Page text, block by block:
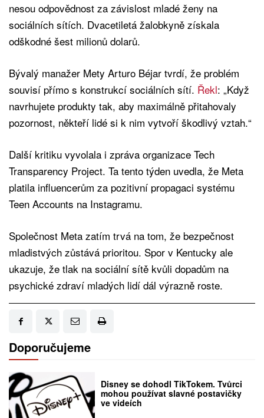
nesou odpovědnost za závislost mladé ženy na
sociálních sítích. Dvacetiletá žalobkyně získala
odškodné šest milionů dolarů.
Bývalý manažer Mety Arturo Béjar tvrdí, že problém
souvisí přímo s konstrukcí sociálních sítí. Řekl: „Když
navrhujete produkty tak, aby maximálně přitahovaly
pozornost, někteří lidé si k nim vytvoří škodlivý vztah.“
Další kritiku vyvolala i zpráva organizace Tech
Transparency Project. Ta tento týden uvedla, že Meta
platila influencerům za pozitivní propagaci systému
Teen Accounts na Instagramu.
Společnost Meta zatím trvá na tom, že bezpečnost
mladistvých zůstává prioritou. Spor v Kentucky ale
ukazuje, že tlak na sociální sítě kvůli dopadům na
psychické zdraví mladých lidí dál výrazně roste.
Doporučujeme
Disney se dohodl TikTokem. Tvůrci
mohou používat slavné postavičky
ve videích